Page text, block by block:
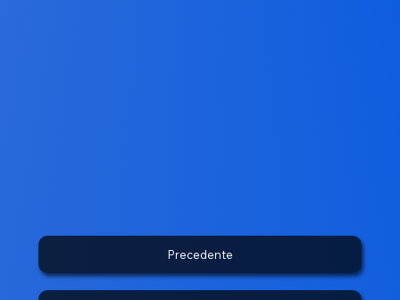
Precedente